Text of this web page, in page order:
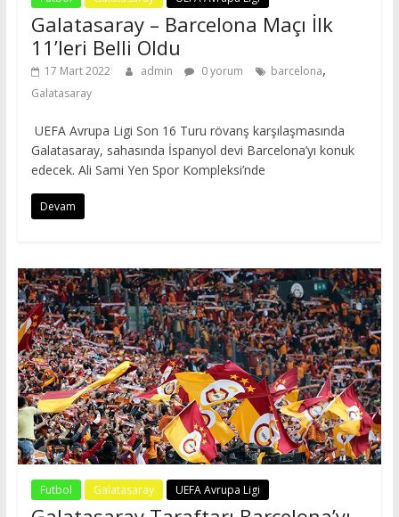
Galatasaray – Barcelona Maçı İlk
11’leri Belli Oldu
17 Mart 2022 admin 0 yorum barcelona,
Galatasaray
UEFA Avrupa Ligi Son 16 Turu rövanş karşılaşmasında
Galatasaray, sahasında İspanyol devi Barcelona’yı konuk
edecek. Ali Sami Yen Spor Kompleksi’nde
Devam
Futbol Galatasaray UEFA Avrupa Ligi